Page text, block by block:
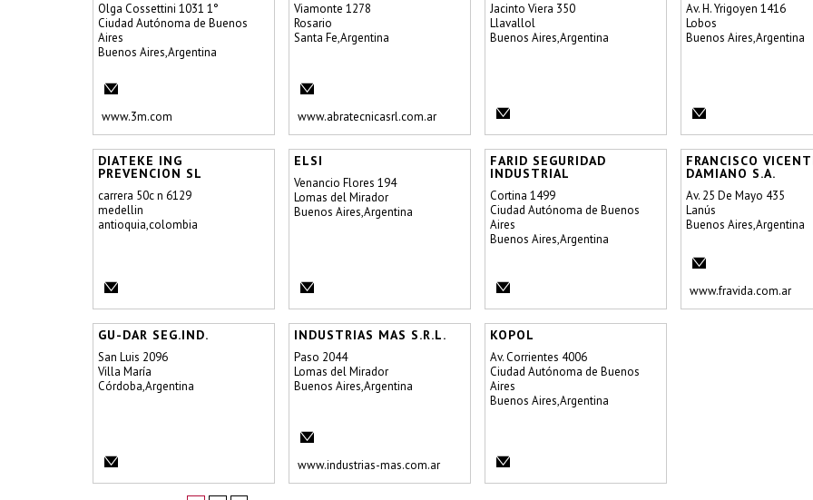
Olga Cossettini 1031 1°
Ciudad Autónoma de Buenos
Aires
Buenos Aires,Argentina
www.3m.com
Viamonte 1278
Rosario
Santa Fe,Argentina
www.abratecnicasrl.com.ar
Jacinto Viera 350
Llavallol
Buenos Aires,Argentina
Av. H. Yrigoyen 1416
Lobos
Buenos Aires,Argentina
DIATEKE ING
PREVENCION SL
carrera 50c n 6129
medellin
antioquia,colombia
ELSI
Venancio Flores 194
Lomas del Mirador
Buenos Aires,Argentina
FARID SEGURIDAD
INDUSTRIAL
Cortina 1499
Ciudad Autónoma de Buenos
Aires
Buenos Aires,Argentina
FRANCISCO
DAMIANO S.A.
Av. 25 De Mayo 435
Lanús
Buenos Aires,Argentina
www.fravida.com.ar
GU-DAR SEG.IND.
San Luis 2096
Villa María
Córdoba,Argentina
INDUSTRIAS MAS S.R.L.
Paso 2044
Lomas del Mirador
Buenos Aires,Argentina
www.industrias-mas.com.ar
KOPOL
Av. Corrientes 4006
Ciudad Autónoma de Buenos
Aires
Buenos Aires,Argentina